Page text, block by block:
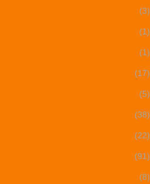
(3)
(1)
(1)
(17)
(5)
(38)
(22)
(91)
(8)